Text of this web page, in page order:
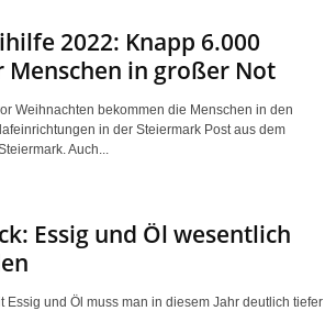
2022: Knapp 6.000
Menschen in großer Not
Weihnachten bekommen die Menschen in den
in der Steiermark Post aus dem
Auch...
Essig und Öl wesentlich
Essig und Öl muss man in diesem Jahr deutlich tiefer